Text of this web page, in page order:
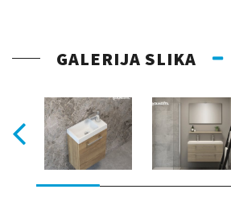
GALERIJA SLIKA